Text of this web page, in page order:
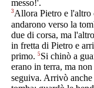
messo!'.
3Allora Pietro e l'altro
andarono verso la
due di corsa, ma
in fretta di Pietro e
primo. 5 Si chinò a
erano in terra, ma
seguiva. Arrivò